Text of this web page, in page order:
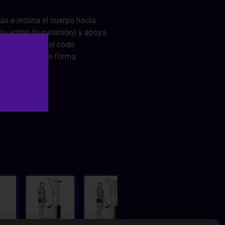
e inclina el cuerpo hacia
arriba (supinación) y apoya
Flexiona el codo
de forma